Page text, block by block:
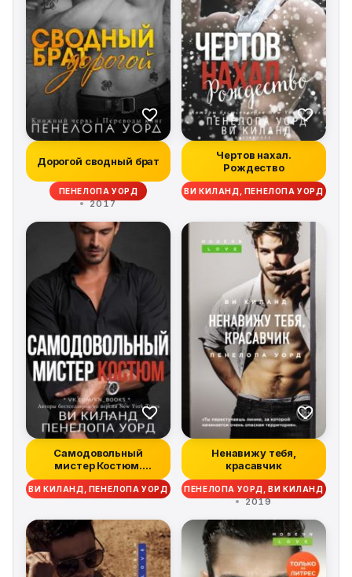
Дорогой сводный брат
ПЕНЕЛОПА УОРД
2017
Чертов нахал.
Рождество
ВИ КИЛАНД, ПЕНЕЛОПА УОРД
Самодовольный
мистер Костюм.
Бонусная сцена
ВИ КИЛАНД, ПЕНЕЛОПА УОРД
Ненавижу тебя,
красавчик
ПЕНЕЛОПА УОРД, ВИ КИЛАНД
2019